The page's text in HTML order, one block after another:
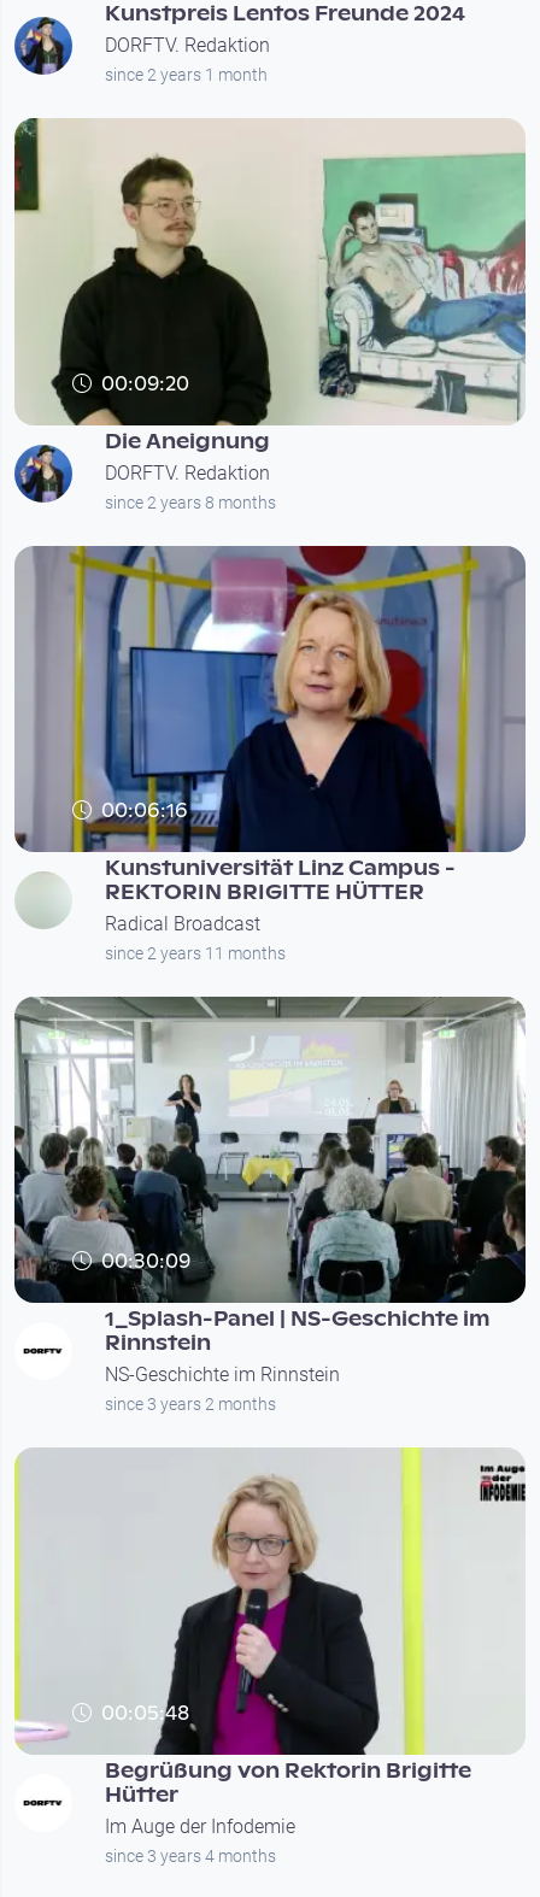
Kunstpreis Lentos Freunde 2024
DORFTV. Redaktion
since 2 years 1 month
00:09:20
Die Aneignung
DORFTV. Redaktion
since 2 years 8 months
00:06:16
Kunstuniversität Linz Campus -
REKTORIN BRIGITTE HÜTTER
Radical Broadcast
since 2 years 11 months
00:30:09
1_Splash-Panel | NS-Geschichte im
Rinnstein
NS-Geschichte im Rinnstein
since 3 years 2 months
00:05:48
Begrüßung von Rektorin Brigitte
Hütter
Im Auge der Infodemie
since 3 years 4 months